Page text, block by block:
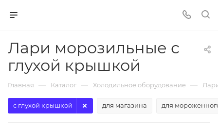
Лари морозильные с
глухой крышкой
Главная — Каталог — Холодильное оборудование —
для магазина для
с глухой крышкой